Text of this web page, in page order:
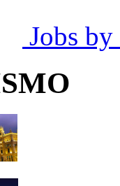
Jobs by